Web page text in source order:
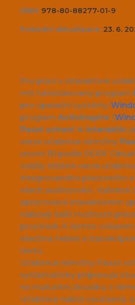
ISBN: 978-80-88277-01-9
Poslední aktualizace: 23. 6.
Pro práci s interaktivní
mít nainstalovaný program
pro operační systémy
program ActivInspire (
Passt schon! 4 interaktiv
verze učebnice němčiny
úrovni B1 podle SERR.
oddíly tištěné verze
integrovaného pracovního
všech audiozvuků. Vybraná
zpracovaná interaktivním
nabízejí další možnosti
prostředí. K těmto
všechna řešení a
textů.
Učebnice němčiny Passt
systematicky připravuje
na maturitní zkoušku z
Učebnice nabízí současná,